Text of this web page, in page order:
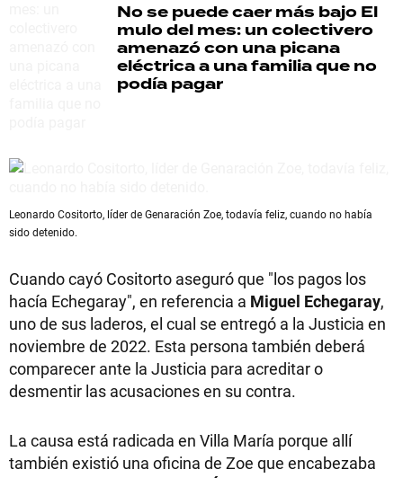
No se puede caer más bajo El
mulo del mes: un colectivero
amenazó con una picana
eléctrica a una familia que no
podía pagar
Leonardo Cositorto, líder de Genaración Zoe, todavía feliz, cuando no había
sido detenido.
Cuando cayó Cositorto aseguró que "los pagos los
hacía Echegaray", en referencia a Miguel Echegaray,
uno de sus laderos, el cual se entregó a la Justicia en
noviembre de 2022. Esta persona también deberá
comparecer ante la Justicia para acreditar o
desmentir las acusaciones en su contra.
La causa está radicada en Villa María porque allí
también existió una oficina de Zoe que encabezaba